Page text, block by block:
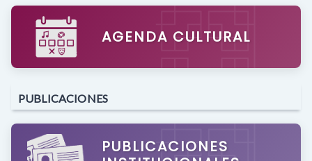
AGENDA CULTURAL
PUBLICACIONES
PUBLICACIONES